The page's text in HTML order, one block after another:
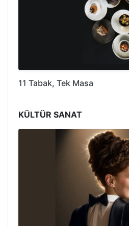
11 Tabak, Tek Masa
KÜLTÜR SANAT